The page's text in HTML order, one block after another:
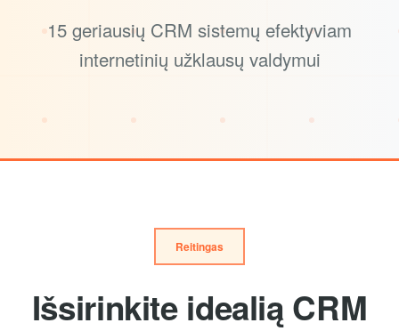
15 geriausių CRM sistemų efektyviam
internetinių užklausų valdymui
Reitingas
Išsirinkite idealią CRM